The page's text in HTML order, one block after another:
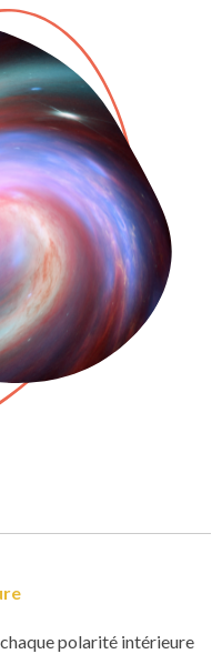
polarité intérieure